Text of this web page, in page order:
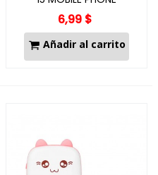
6,99 $
Añadir al carrito